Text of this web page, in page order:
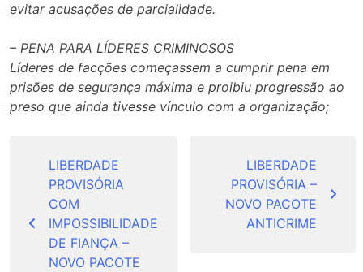
evitar acusações de parcialidade.
– PENA PARA LÍDERES CRIMINOSOS
Líderes de facções começassem a cumprir pena em
prisões de segurança máxima e proibiu progressão ao
preso que ainda tivesse vínculo com a organização;
Post
LIBERDADE
PROVISÓRIA
COM
IMPOSSIBILIDADE
DE FIANÇA –
NOVO PACOTE
LIBERDADE
PROVISÓRIA –
NOVO PACOTE
ANTICRIME